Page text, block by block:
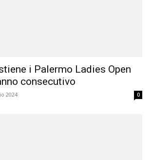
i Palermo Ladies Open
consecutivo
2024 0